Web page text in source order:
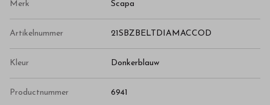
Merk Scapa
Artikelnummer 21SBZBELTDIAMACCOD
Kleur Donkerblauw
Productnummer 6941